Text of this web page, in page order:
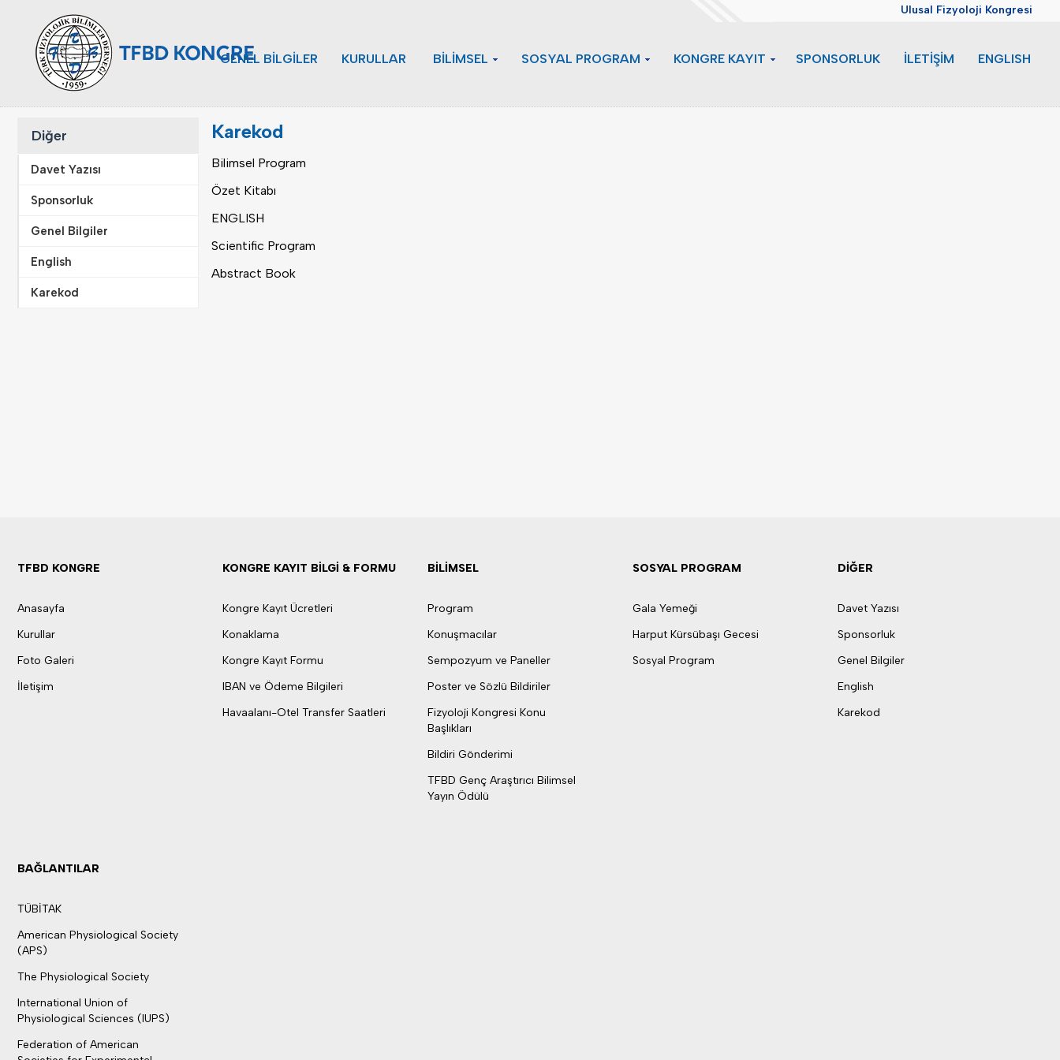
Ulusal Fizyoloji Kongresi
GENEL BİLGİLER KURULLAR BİLİMSEL SOSYAL PROGRAM KONGRE KAYIT SPONSORLUK İLETİŞİM ENGLISH
Diğer
Davet Yazısı
Sponsorluk
Genel Bilgiler
English
Karekod
Karekod
Bilimsel Program
Özet Kitabı
ENGLISH
Scientific Program
Abstract Book
TFBD KONGRE
Anasayfa
Kurullar
Foto Galeri
İletişim
KONGRE KAYIT BİLGİ & FORMU
Kongre Kayıt Ücretleri
Konaklama
Kongre Kayıt Formu
IBAN ve Ödeme Bilgileri
Havaalanı-Otel Transfer Saatleri
BİLİMSEL
Program
Konuşmacılar
Sempozyum ve Paneller
Poster ve Sözlü Bildiriler
Fizyoloji Kongresi Konu
Başlıkları
Bildiri Gönderimi
TFBD Genç Araştırıcı Bilimsel
Yayın Ödülü
SOSYAL PROGRAM
Gala Yemeği
Harput Kürsübaşı Gecesi
Sosyal Program
DİĞER
Davet Yazısı
Sponsorluk
Genel Bilgiler
English
Karekod
BAĞLANTILAR
TÜBİTAK
American Physiological Society
(APS)
The Physiological Society
International Union of
Physiological Sciences (IUPS)
Federation of American